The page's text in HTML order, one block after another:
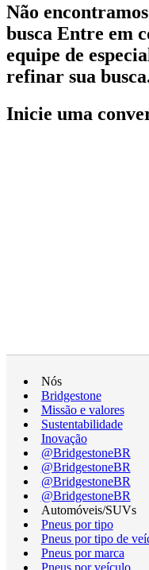
Não
busca Entre em
equipe de
refinar sua
Inicie uma
Nós
Bridgestone
Missão e valores
Sustentabilidade
Inovação
@BridgestoneBR
@BridgestoneBR
@BridgestoneBR
@BridgestoneBR
Automóveis/SUVs
Pneus por tipo
Pneus por tipo de
Pneus por marca
Pneus por veículo